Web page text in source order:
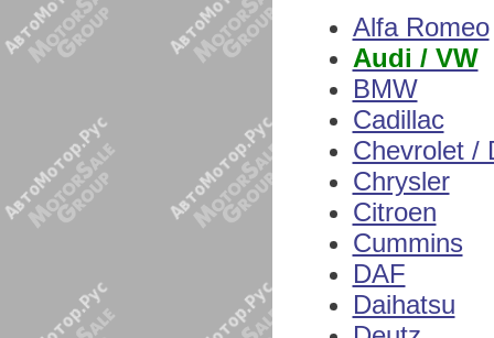
Alfa Romeo
Audi / VW
BMW
Cadillac
Chevrolet /
Chrysler
Citroen
Cummins
DAF
Daihatsu